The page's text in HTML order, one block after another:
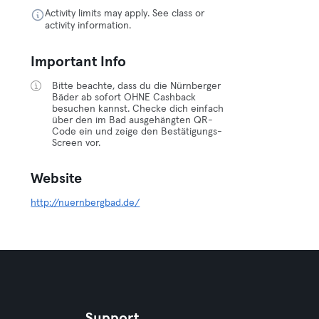
Activity limits may apply. See class or
activity information.
Important Info
Bitte beachte, dass du die Nürnberger
Bäder ab sofort OHNE Cashback
besuchen kannst. Checke dich einfach
über den im Bad ausgehängten QR-
Code ein und zeige den Bestätigungs-
Screen vor.
Website
http://nuernbergbad.de/